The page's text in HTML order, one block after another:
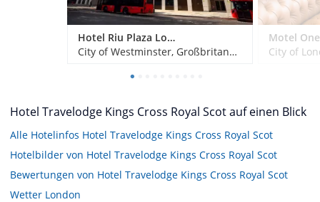
Hotel Riu Plaza London Victoria
City of Westminster, Großbritannien
City of
Hotel Travelodge Kings Cross Royal Scot auf einen Blick
Alle Hotelinfos Hotel Travelodge Kings Cross Royal Scot
Hotelbilder von Hotel Travelodge Kings Cross Royal Scot
Bewertungen von Hotel Travelodge Kings Cross Royal Scot
Wetter London